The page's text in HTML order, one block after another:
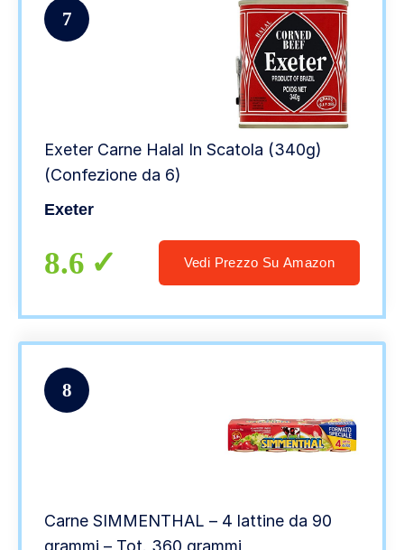
7
Exeter Carne Halal In Scatola (340g)
(Confezione da 6)
Exeter
8.6 Vedi Prezzo Su Amazon
8
Carne SIMMENTHAL – 4 lattine da 90
grammi – Tot. 360 grammi